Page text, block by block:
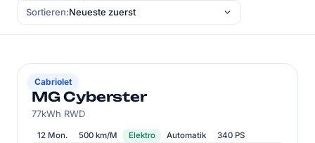
Sortieren:
Cabriolet
MG
MG Cyberster
77kWh RWD
12 Mon. 500 km/M Elektro Automatik 340 PS